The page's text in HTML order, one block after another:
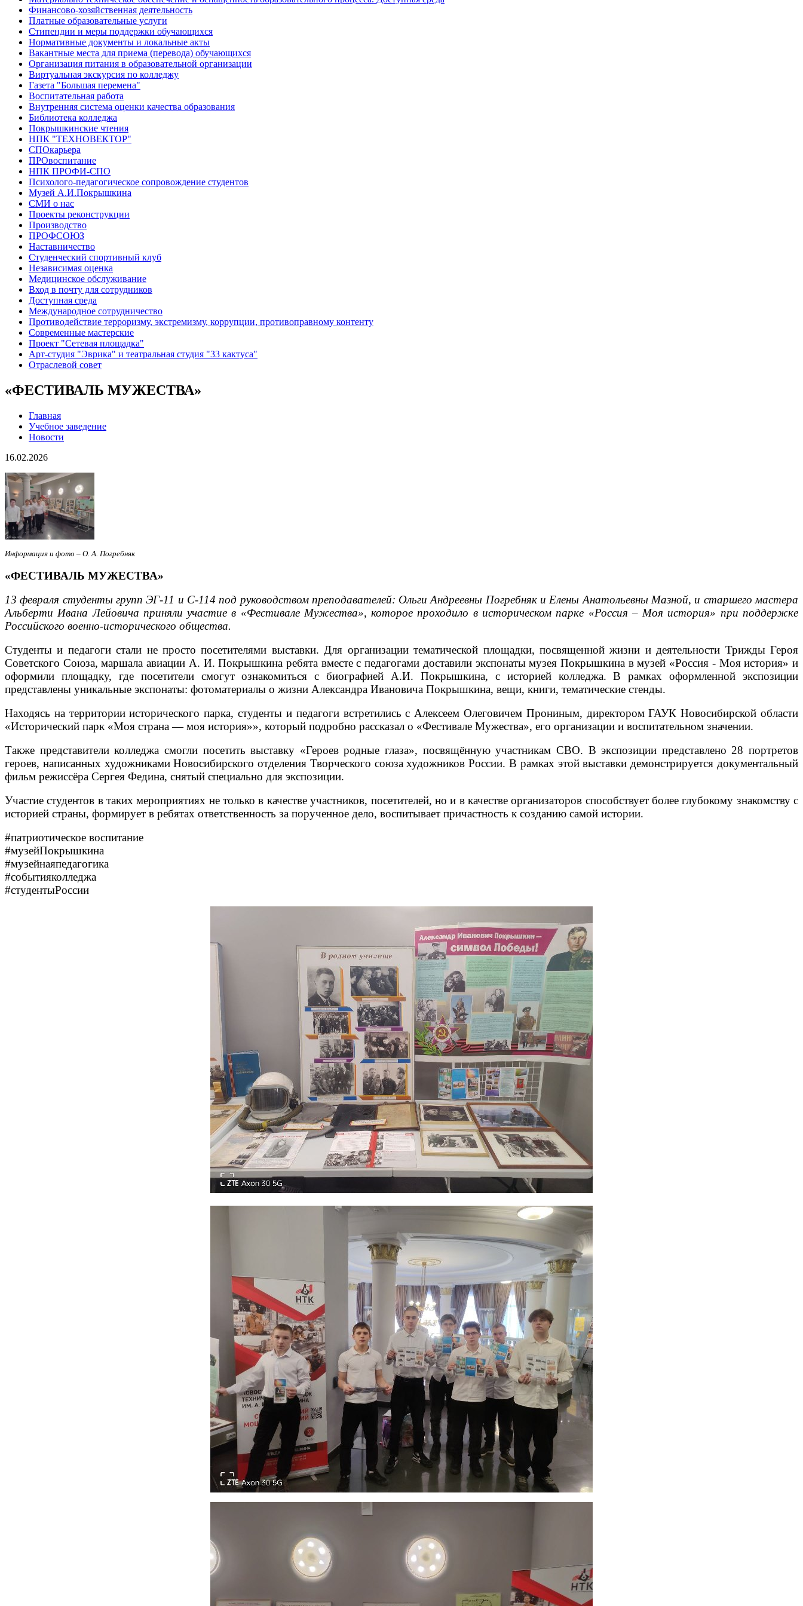
Финансово-хозяйственная деятельность
Платные образовательные услуги
Стипендии и меры поддержки обучающихся
Нормативные документы и локальные акты
Вакантные места для приема (перевода) обучающихся
Организация питания в образовательной организации
Виртуальная экскурсия по колледжу
Газета "Большая перемена"
Воспитательная работа
Внутренняя система оценки качества образования
Библиотека колледжа
Покрышкинские чтения
НПК "ТЕХНОВЕКТОР"
СПОкарьера
ПРОвоспитание
НПК ПРОФИ-СПО
Психолого-педагогическое сопровождение студентов
Музей А.И.Покрышкина
СМИ о нас
Проекты реконструкции
Производство
ПРОФСОЮЗ
Наставничество
Студенческий спортивный клуб
Независимая оценка
Медицинское обслуживание
Вход в почту для сотрудников
Доступная среда
Международное сотрудничество
Противодействие терроризму, экстремизму, коррупции, противоправному контенту
Современные мастерские
Проект "Сетевая площадка"
Арт-студия "Эврика" и театральная студия "33 кактуса"
Отраслевой совет
«ФЕСТИВАЛЬ МУЖЕСТВА»
Главная
Учебное заведение
Новости
16.02.2026
Информация и фото – О. А. Погребняк
«ФЕСТИВАЛЬ МУЖЕСТВА»
13 февраля студенты групп ЭГ-11 и С-114 под руководством преподавателей: Ольги Андреевны Погребняк и Елены Анатольевны Мазной, и старшего мастера
Альберти Ивана Лейовича приняли участие в «Фестивале Мужества», которое проходило в историческом парке «Россия – Моя история» при поддержке
Российского военно-исторического общества.
Студенты и педагоги стали не просто посетителями выставки. Для организации тематической площадки, посвященной жизни и деятельности Трижды Героя
Советского Союза, маршала авиации А. И. Покрышкина ребята вместе с педагогами доставили экспонаты музея Покрышкина в музей «Россия - Моя история» и
оформили площадку, где посетители смогут ознакомиться с биографией А.И. Покрышкина, с историей колледжа. В рамках оформленной экспозиции
представлены уникальные экспонаты: фотоматериалы о жизни Александра Ивановича Покрышкина, вещи, книги, тематические стенды.
Находясь на территории исторического парка, студенты и педагоги встретились с Алексеем Олеговичем Прониным, директором ГАУК Новосибирской области
«Исторический парк «Моя страна — моя история»», который подробно рассказал о «Фестивале Мужества», его организации и воспитательном значении.
Также представители колледжа смогли посетить выставку «Героев родные глаза», посвящённую участникам СВО. В экспозиции представлено 28 портретов
героев, написанных художниками Новосибирского отделения Творческого союза художников России. В рамках этой выставки демонстрируется документальный
фильм режиссёра Сергея Федина, снятый специально для экспозиции.
Участие студентов в таких мероприятиях не только в качестве участников, посетителей, но и в качестве организаторов способствует более глубокому знакомству с
историей страны, формирует в ребятах ответственность за порученное дело, воспитывает причастность к созданию самой истории.
#патриотическое воспитание
#музейПокрышкина
#музейнаяпедагогика
#событияколледжа
#студентыРоссии